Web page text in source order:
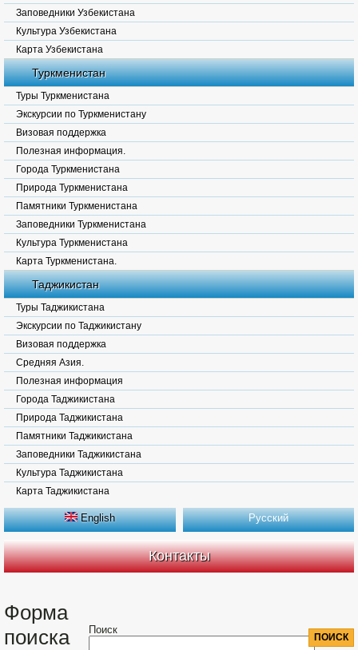
Заповедники Узбекистана
Культура Узбекистана
Карта Узбекистана
Туркменистан
Туры Туркменистана
Экскурсии по Туркменистану
Визовая поддержка
Полезная информация.
Города Туркменистана
Природа Туркменистана
Памятники Туркменистана
Заповедники Туркменистана
Культура Туркменистана
Карта Туркменистана.
Таджикистан
Туры Таджикистана
Экскурсии по Таджикистану
Визовая поддержка
Средняя Азия.
Полезная информация
Города Таджикистана
Природа Таджикистана
Памятники Таджикистана
Заповедники Таджикистана
Культура Таджикистана
Карта Таджикистана
English Русский
Контакты
Форма
поиска
Поиск